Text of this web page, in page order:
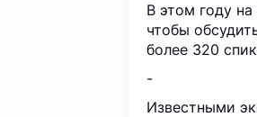
В этом году на
чтобы
более 320
-
Известными